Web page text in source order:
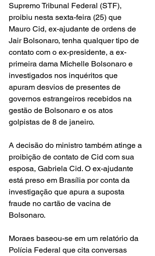
Supremo Tribunal Federal (STF),
proibiu nesta sexta-feira (25) que
Mauro Cid, ex-ajudante de ordens de
Jair Bolsonaro, tenha qualquer tipo de
contato com o ex-presidente, a ex-
primeira dama Michelle Bolsonaro e
investigados nos inquéritos que
apuram desvios de presentes de
governos estrangeiros recebidos na
gestão de Bolsonaro e os atos
golpistas de 8 de janeiro.
A decisão do ministro também atinge a
proibição de contato de Cid com sua
esposa, Gabriela Cid. O ex-ajudante
está preso em Brasília por conta da
investigação que apura a suposta
fraude no cartão de vacina de
Bolsonaro.
Moraes baseou-se em um relatório da
Polícia Federal que cita conversas